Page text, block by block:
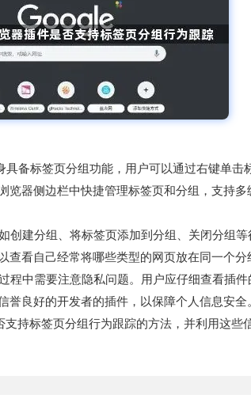
备标签页分组功能，用户可以通过右键单
器侧边栏中快捷管理标签页和分组，支持
建分组、将标签页添加到分组、关闭分组
看自己经常将哪些类型的网页放在同一个
中需要注意隐私问题。用户应仔细查看插
誉良好的开发者的插件，以保障个人信息安全
持标签页分组行为跟踪的方法，并利用这